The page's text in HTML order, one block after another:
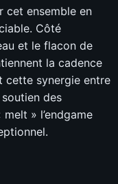
cet ensemble en
Côté
et le flacon de
la cadence
cette synergie entre
des
» l’endgame